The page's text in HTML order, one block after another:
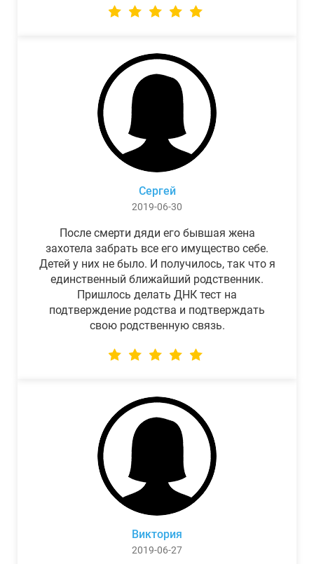
Сергей
2019-06-30
После смерти дяди его бывшая жена
захотела забрать все его имущество себе.
Детей у них не было. И получилось, так что я
единственный ближайший родственник.
Пришлось делать ДНК тест на
подтверждение родства и подтверждать
свою родственную связь.
Виктория
2019-06-27